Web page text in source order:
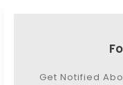
Get Notified